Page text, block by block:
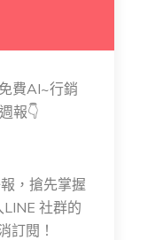
費AI~行銷
報👇
，搶先掌握
社群的
訂閱！